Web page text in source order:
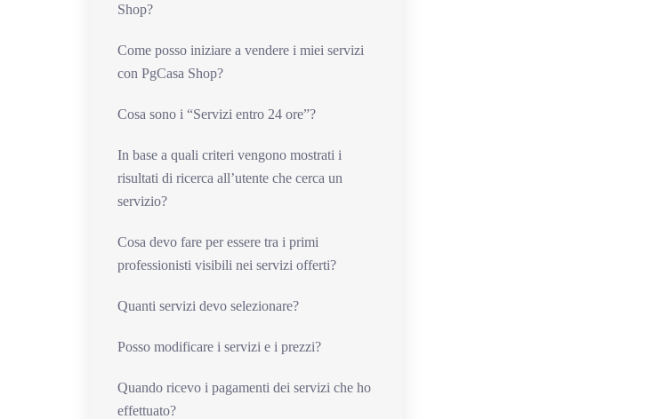
Shop?
Come posso iniziare a vendere i miei servizi
con PgCasa Shop?
Cosa sono i “Servizi entro 24 ore”?
In base a quali criteri vengono mostrati i
risultati di ricerca all’utente che cerca un
servizio?
Cosa devo fare per essere tra i primi
professionisti visibili nei servizi offerti?
Quanti servizi devo selezionare?
Posso modificare i servizi e i prezzi?
Quando ricevo i pagamenti dei servizi che ho
effettuato?